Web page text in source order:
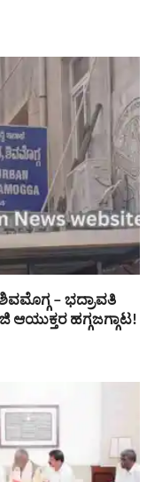
– ಭದ್ರಾವತಿ
ಆಯುಕ್ತರ ಹಗ್ಗಜಗ್ಗಾಟ!